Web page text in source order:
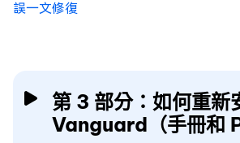
誤一文修復
第 3 部分：如何重新
Vanguard（手冊和